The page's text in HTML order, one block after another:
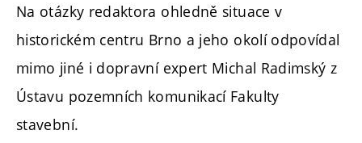
Na otázky redaktora ohledně situace v
historickém centru Brno a jeho okolí odpovídal
mimo jiné i dopravní expert Michal Radimský z
Ústavu pozemních komunikací Fakulty
stavební.